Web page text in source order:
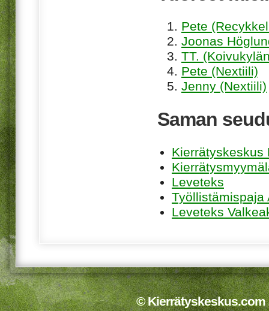
Pete
Joonas
TT.
Pete (Nextiili)
Jenny (Nextiili)
Saman
Kierrätyskeskus
Leveteks
Työllistämispaja
Leveteks
© Kierrätyskeskus.com